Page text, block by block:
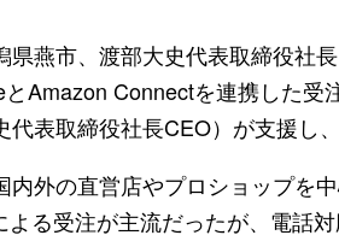
県燕市、渡部大史代表取締役社
Amazon Connectを連携した
代表取締役社長CEO）が支援し
内外の直営店やプロショップを
よる受注が主流だったが、電話